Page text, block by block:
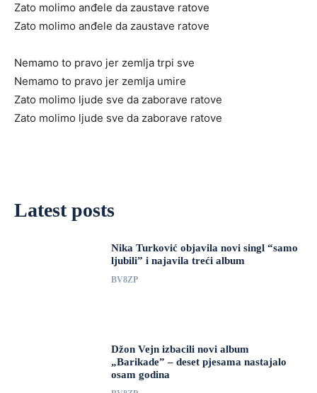
Zato molimo anđele da zaustave ratove
Zato molimo anđele da zaustave ratove
Nemamo to pravo jer zemlja trpi sve
Nemamo to pravo jer zemlja umire
Zato molimo ljude sve da zaborave ratove
Zato molimo ljude sve da zaborave ratove
Latest posts
Nika Turković objavila novi singl “samo
ljubili” i najavila treći album
BV8ZP
Džon Vejn izbacili novi album
„Barikade” – deset pjesama nastajalo
osam godina